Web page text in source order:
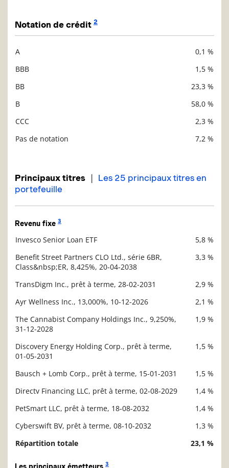
Notation de crédit 2
A
0,1 %
BBB
1,5 %
BB
23,3 %
B
58,0 %
CCC
2,3 %
Pas de notation
7,2 %
Principaux titres | Les 25 principaux titres en
portefeuille
Revenu fixe 3
Invesco Senior Loan ETF
5,8 %
Benefit Street Partners CLO Ltd., série 6BR,
Class&nbsp;ER, 8,425%, 20-04-2038
3,3 %
TransDigm Inc., prêt à terme, 28-02-2031
2,9 %
Ayr Wellness Inc., 13,000%, 10-12-2026
2,1 %
The Cannabist Company Holdings Inc., 9,250%,
31-12-2028
1,9 %
Discovery Energy Holding Corp., prêt à terme,
01-05-2031
1,5 %
Bausch + Lomb Corp., prêt à terme, 15-01-2031
1,5 %
Directv Financing LLC, prêt à terme, 02-08-2029
1,4 %
PetSmart LLC, prêt à terme, 18-08-2032
1,4 %
Cyberswift BV, prêt à terme, 08-10-2032
1,3 %
Répartition totale
23,1 %
Les principaux émetteurs 3